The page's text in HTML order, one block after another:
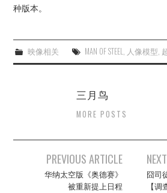
推荐电影
种版本。
映像相关 MAN OF STEEL, 人像模型,
三月鸟
MORE POSTS
navigation
PREVIOUS ARTICLE
华纳太空版《奥德赛》
被重新提上日程
囧司
【调